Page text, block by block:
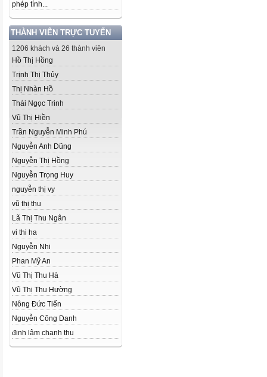
phép tính...
THÀNH VIÊN TRỰC TUYẾN
1206 khách và 26 thành viên
Hồ Thị Hồng
Trịnh Thị Thủy
Thị Nhàn Hồ
Thái Ngọc Trinh
Vũ Thị Hiền
Trần Nguyễn Minh Phú
Nguyễn Anh Dũng
Nguyễn Thị Hồng
Nguyễn Trọng Huy
nguyễn thị vy
vũ thị thu
Lã Thị Thu Ngân
vi thi ha
Nguyễn Nhi
Phan Mỹ An
Vũ Thị Thu Hà
Vũ Thị Thu Hường
Nông Đức Tiến
Nguyễn Công Danh
đinh lâm chanh thu